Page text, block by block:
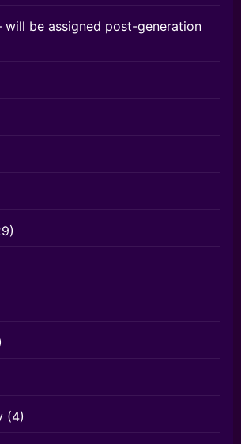
will be assigned post-generation
(4)